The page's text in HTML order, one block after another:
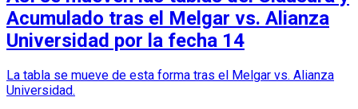
Acumulado tras el Melgar vs. Alianza
Universidad por la fecha 14
La tabla se mueve de esta forma tras el Melgar vs. Alianza
Universidad.